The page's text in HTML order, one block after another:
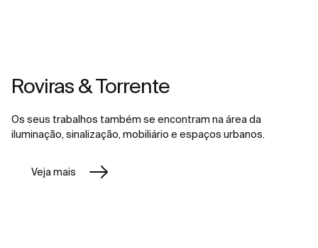
Roviras & Torrente
Os seus trabalhos também se encontram na área da
iluminação, sinalização, mobiliário e espaços urbanos.
Veja mais